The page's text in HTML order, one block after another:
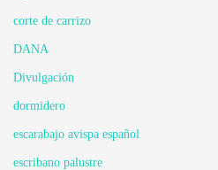
corte de carrizo
DANA
Divulgación
dormidero
escarabajo avispa español
escribano palustre